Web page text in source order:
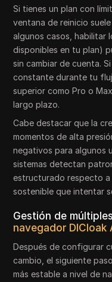
Si tienes un plan con
ventana de reinicio
algunos casos, habilitar
disponibles en tu plan)
sin cambiar de cuenta.
constante durante tu
superior como Pro o
largo plazo.
Cabe destacar que la
momentos de alta
negativos para algunos
sistemas detectan
estructurado respecto a
sostenible que intentar
Gestión de
navegador DICloak
Después de configurar
cambio, el siguiente
más estable a nivel de